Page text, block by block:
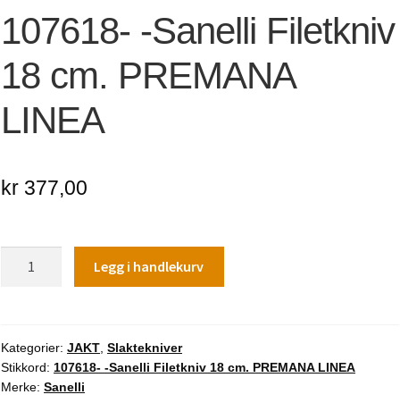
107618- -Sanelli Filetkniv
18 cm. PREMANA
LINEA
kr 377,00
18
cm.
PREMANA
Legg i handlekurv
Kategorier: JAKT Slaktekniver
Stikkord: 107618- -Sanelli Filetkniv 18 cm. PREMANA LINEA
Merke: Sanelli